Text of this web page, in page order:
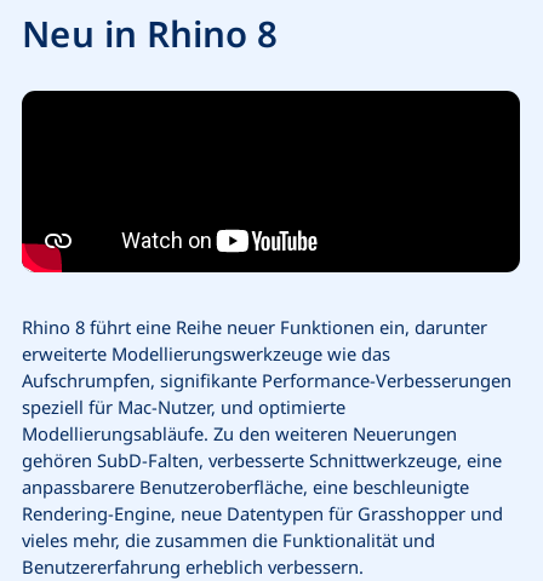
Neu in Rhino 8
Rhino 8 führt eine Reihe neuer Funktionen ein, darunter
erweiterte Modellierungswerkzeuge wie das
Aufschrumpfen, signifikante Performance-Verbesserungen
speziell für Mac-Nutzer, und optimierte
Modellierungsabläufe. Zu den weiteren Neuerungen
gehören SubD-Falten, verbesserte Schnittwerkzeuge, eine
anpassbarere Benutzeroberfläche, eine beschleunigte
Rendering-Engine, neue Datentypen für Grasshopper und
vieles mehr, die zusammen die Funktionalität und
Benutzererfahrung erheblich verbessern.